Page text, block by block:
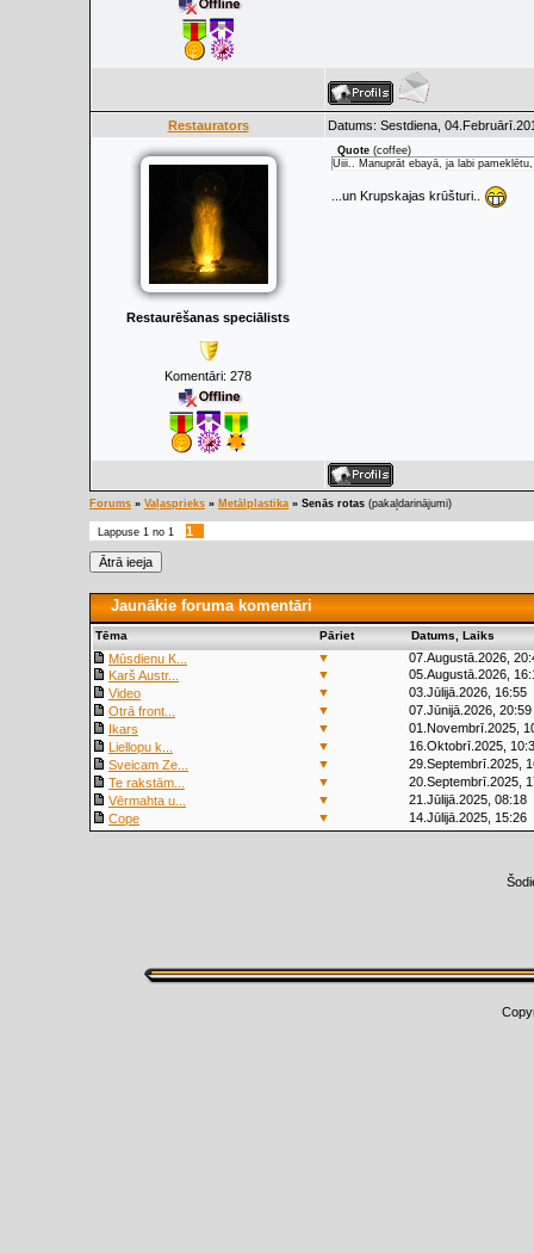
Restaurators Datums: Sestdiena,
Restaurēšanas speciālists
Komentāri: 278
Quote (coffee)
Uiii.. Manuprāt ebayā, ja labi
...un Krupskajas krūšturi..
Forums » Vaļasprieks » Metālplastika » Senās rotas (pakaļdarinājumi)
Lappuse 1 no 1 1
Jaunākie foruma komentāri
Tēma Pāriet Datums, Laiks
Mūsdienu K... ▼
07.Augustā.2026,
Karš Austr...
▼
05.Augustā.2026,
Video
▼
03.Jūlijā.2026, 16:55
Otrā front...
▼
07.Jūnijā.2026, 20:59
Ikars
▼
01.Novembrī.2025,
Liellopu k...
▼
16.Oktobrī.2025,
Sveicam Ze...
▼
29.Septembrī.2025,
Te rakstām...
▼
20.Septembrī.2025,
Vērmahta u...
▼
21.Jūlijā.2025, 08:18
Cope
▼ 14.Jūlijā.2025, 15:26